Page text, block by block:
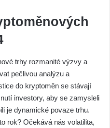
trhy rozmanité výzvy a
pečlivou analýzu a
do kryptoměn se stávají
investory, aby se zamysleli
je dynamické povaze trhu.
rok? Očekává nás volatilita,